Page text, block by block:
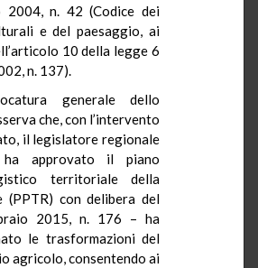
2004, n. 42 (Codice dei
e del paesaggio, ai
10 della legge 6
n. 137).
generale dello
che, con l’intervento
il legislatore regionale
approvato il piano
territoriale della
(PPTR) con delibera del
2015, n. 176 – ha
le trasformazioni del
agricolo, consentendo ai